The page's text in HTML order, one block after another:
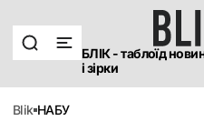
БЛІК - таблоїд
і зірки
blik НАБУ